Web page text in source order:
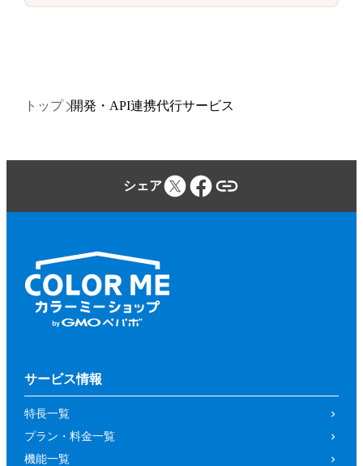
トップ 開発・API連携代行サービス
シェア
サービス情報
特長一覧
プラン・料金一覧
機能一覧